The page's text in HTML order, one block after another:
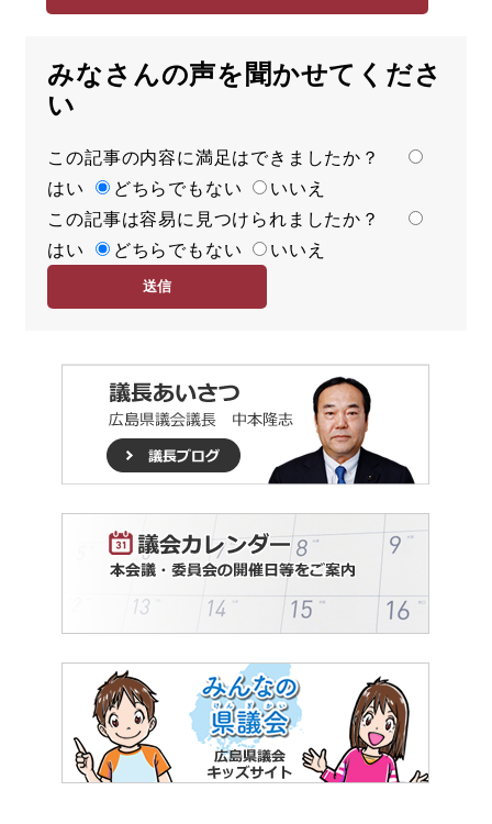
みなさんの声を聞かせてくださ
い
満
足
度
この記事の内容に満足はできましたか？
はい
どちらでもない
いいえ
容
易
この記事は容易に見つけられましたか？
はい
どちらでもない いいえ